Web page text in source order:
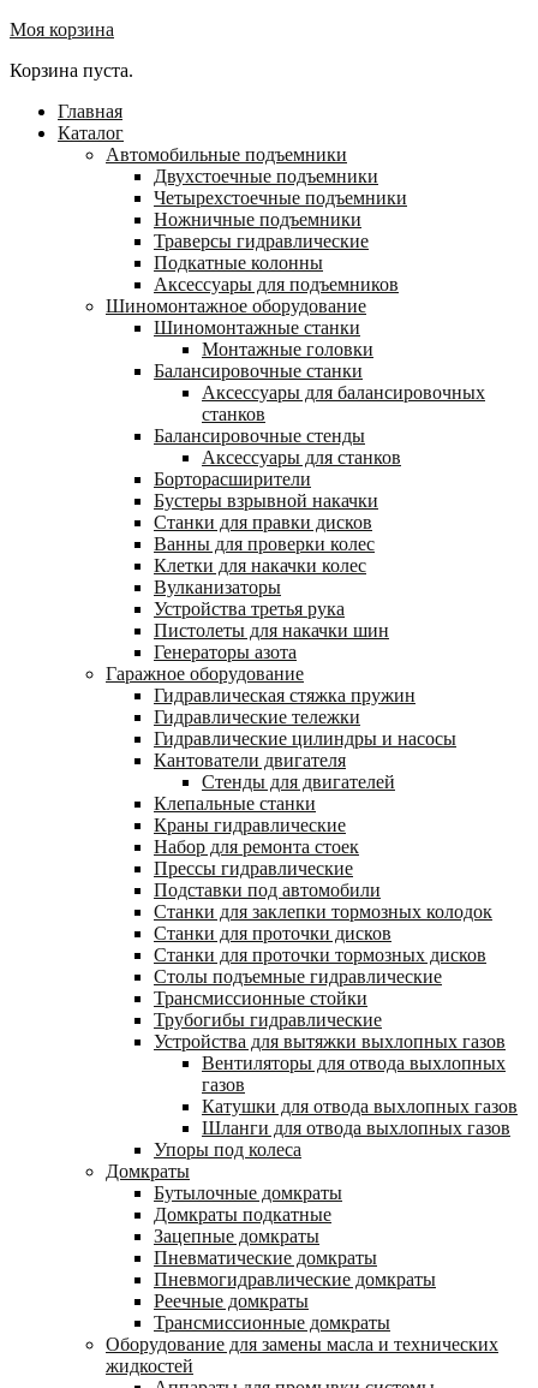
Моя корзина
Корзина пуста.
Главная
Каталог
Автомобильные подъемники
Двухстоечные подъемники
Четырехстоечные подъемники
Ножничные подъемники
Траверсы гидравлические
Подкатные колонны
Аксессуары для подъемников
Шиномонтажное оборудование
Шиномонтажные станки
Монтажные головки
Балансировочные станки
Аксессуары для балансировочных
станков
Балансировочные стенды
Аксессуары для станков
Борторасширители
Бустеры взрывной накачки
Станки для правки дисков
Ванны для проверки колес
Клетки для накачки колес
Вулканизаторы
Устройства третья рука
Пистолеты для накачки шин
Генераторы азота
Гаражное оборудование
Гидравлическая стяжка пружин
Гидравлические тележки
Гидравлические цилиндры и насосы
Кантователи двигателя
Стенды для двигателей
Клепальные станки
Краны гидравлические
Набор для ремонта стоек
Прессы гидравлические
Подставки под автомобили
Станки для заклепки тормозных колодок
Станки для проточки дисков
Станки для проточки тормозных дисков
Столы подъемные гидравлические
Трансмиссионные стойки
Трубогибы гидравлические
Устройства для вытяжки выхлопных газов
Вентиляторы для отвода выхлопных
газов
Катушки для отвода выхлопных газов
Шланги для отвода выхлопных газов
Упоры под колеса
Домкраты
Бутылочные домкраты
Домкраты подкатные
Зацепные домкраты
Пневматические домкраты
Пневмогидравлические домкраты
Реечные домкраты
Трансмиссионные домкраты
Оборудование для замены масла и технических
жидкостей